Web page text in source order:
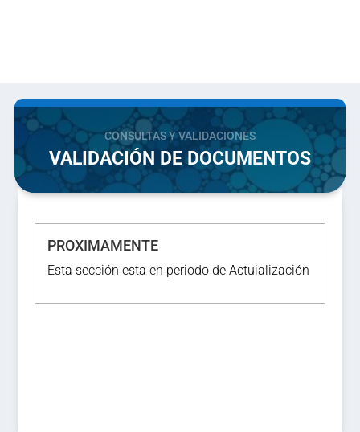
CONSULTAS Y VALIDACIONES
VALIDACIÓN DE DOCUMENTOS
PROXIMAMENTE
Esta sección esta en periodo de Actuialización